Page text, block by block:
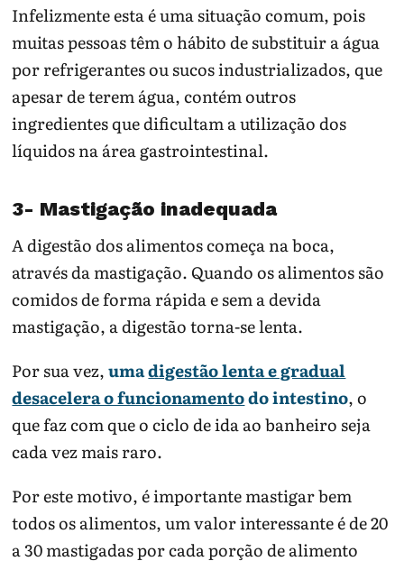
Infelizmente esta é uma situação comum, pois
muitas pessoas têm o hábito de substituir a água
por refrigerantes ou sucos industrializados, que
apesar de terem água, contém outros
ingredientes que dificultam a utilização dos
líquidos na área gastrointestinal.
3- Mastigação inadequada
A digestão dos alimentos começa na boca,
através da mastigação. Quando os alimentos são
comidos de forma rápida e sem a devida
mastigação, a digestão torna-se lenta.
Por sua vez,umadigestão lenta e gradual
desacelera o funcionamentodo intestino, o
que faz com que o ciclo de ida ao banheiro seja
cada vez mais raro.
Por este motivo, é importante mastigar bem
todos os alimentos, um valor interessante é de 20
a 30 mastigadas por cada porção de alimento